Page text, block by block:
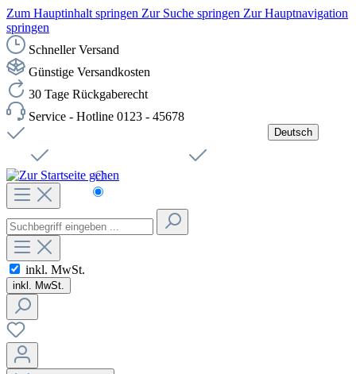
Zum Hauptinhalt springen Zur Suche springen Zur Hauptnavigation
springen
Schneller Versand
Günstige Versandkosten
30 Tage Rückgaberecht
Service - Hotline 0123 - 45678
Deutsch
Čeština
inkl. MwSt.
inkl. MwSt.